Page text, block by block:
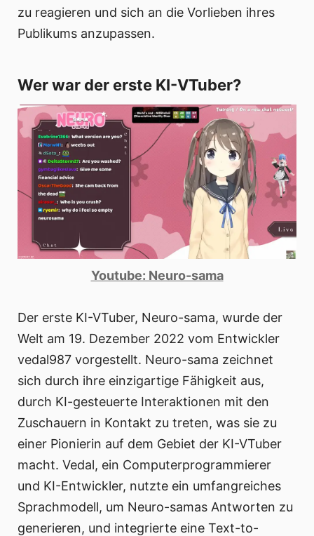
zu reagieren und sich an die Vorlieben ihres
Publikums anzupassen.
Wer war der erste KI-VTuber?
Youtube: Neuro-sama
Der erste KI-VTuber, Neuro-sama, wurde der
Welt am 19. Dezember 2022 vom Entwickler
vedal987 vorgestellt. Neuro-sama zeichnet
sich durch ihre einzigartige Fähigkeit aus,
durch KI-gesteuerte Interaktionen mit den
Zuschauern in Kontakt zu treten, was sie zu
einer Pionierin auf dem Gebiet der KI-VTuber
macht. Vedal, ein Computerprogrammierer
und KI-Entwickler, nutzte ein umfangreiches
Sprachmodell, um Neuro-samas Antworten zu
generieren, und integrierte eine Text-to-